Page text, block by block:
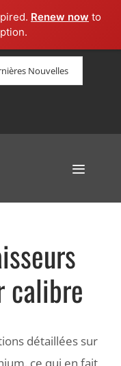
Renew now to
Nouvelles
MENU
calibre
détaillées sur